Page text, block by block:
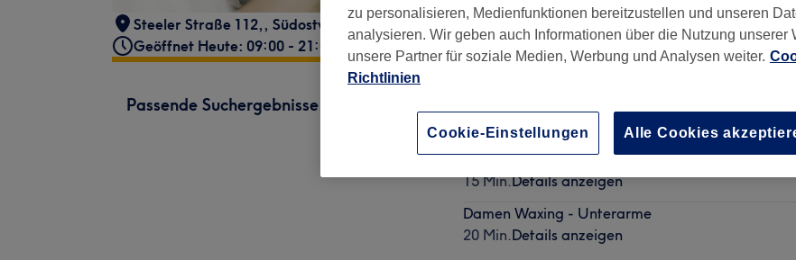
Steeler Straße 112, , Südostviertel, Essen, 45139
Geöffnet Heute: 09:00 - 21:00
Passende Suchergebnisse
30 Min.Details anzeigen
Damen Waxing - Oberlippe
15 Min.Details anzeigen
Damen Waxing - Unterarme
20 Min.Details anzeigen
zu personalisieren, Medienfunktionen bereitzustellen und unseren
analysieren. Wir geben auch Informationen über die Nutzung unserer
unsere Partner für soziale Medien, Werbung und Analysen weiter.
Richtlinien
Cookie-Einstellungen Alle Cookies